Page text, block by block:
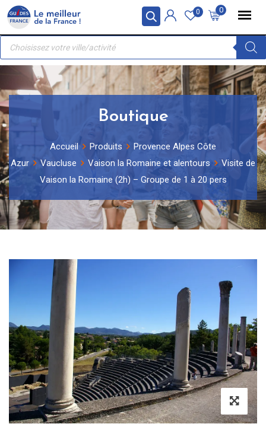
Panneau de gestion des cookies
Skip
content
0
0
Recherche
produits
Boutique
Accueil Produits
Provence Alpes Côte
Azur
Vaucluse Vaison la Romaine et alentours
Visite de
Vaison la Romaine (2h) – Groupe de 1 à 20 pers